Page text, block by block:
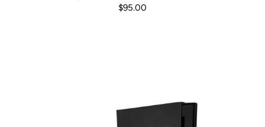
$95.00